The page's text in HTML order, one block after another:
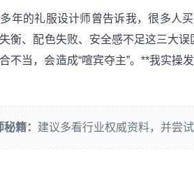
年的礼服设计师曾告诉我，很多人
衡、配色失败、安全感不足这三大
不当，会造成“喧宾夺主”。**我实操
籍： 建议多看行业权威资料，并尝